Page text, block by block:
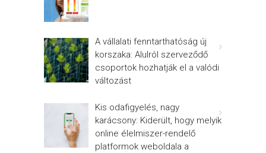
A vállalati fenntarthatóság új
korszaka: Alulról szerveződő
csoportok hozhatják el a valódi
változást
Kis odafigyelés, nagy
karácsony: Kiderült, hogy melyik
online élelmiszer-rendelő
platformok weboldala a